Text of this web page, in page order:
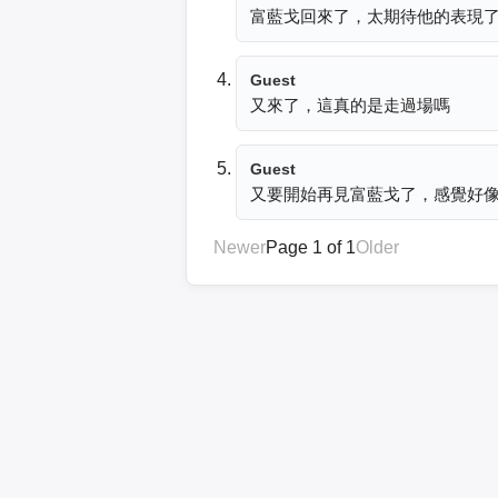
富藍戈回來了，太期待他的表現了
Guest
又來了，這真的是走過場嗎
Guest
又要開始再見富藍戈了，感覺好
NewerPage 1 of 1Older